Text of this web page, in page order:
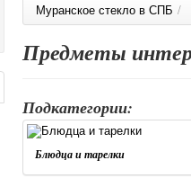
Муранское стекло в СПБ /
Предметы
Подкатегории:
Блюдца и тарелки